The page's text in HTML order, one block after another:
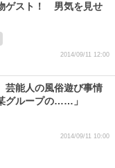
ゲスト！ 男気を見せ
2014/09/11 12:00
能人の風俗遊び事情
グループの……」
2014/09/11 10:00